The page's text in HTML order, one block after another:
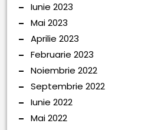
Iunie 2023
Mai 2023
Aprilie 2023
Februarie 2023
Noiembrie 2022
Septembrie 2022
Iunie 2022
Mai 2022